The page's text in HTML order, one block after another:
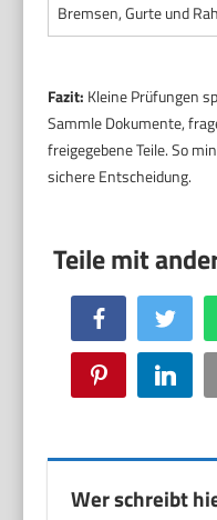
Bremsen, Gurte und
Fazit: Kleine Prüfungen
Sammle Dokumente,
freigegebene Teile. So
sichere Entscheidung.
Facebook Twitter
Pinterest
Wer schreibt